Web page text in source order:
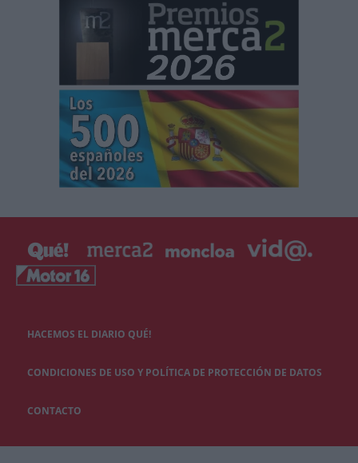
HACEMOS EL DIARIO QUÉ!
CONDICIONES DE USO Y POLÍTICA DE PROTECCIÓN DE DATOS
CONTACTO